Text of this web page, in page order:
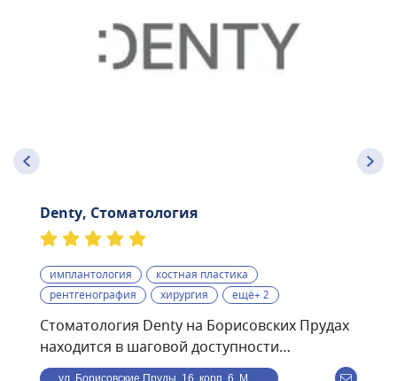
Denty, Стоматология
имплантология
костная пластика
рентгенография
хирургия ещё+ 2
Стоматология Denty на Борисовских Прудах
находится в шаговой доступности
от станции метро
ул. Борисовские Пруды, 16, корп. 6, Москва, Россия